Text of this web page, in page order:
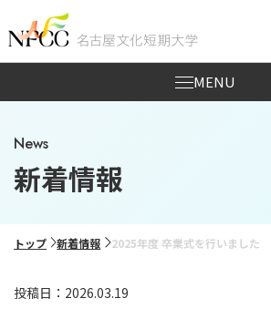
MENU
News
新着情報
トップ 新着情報 2025年度 卒業式を行いました
投稿日：2026.03.19